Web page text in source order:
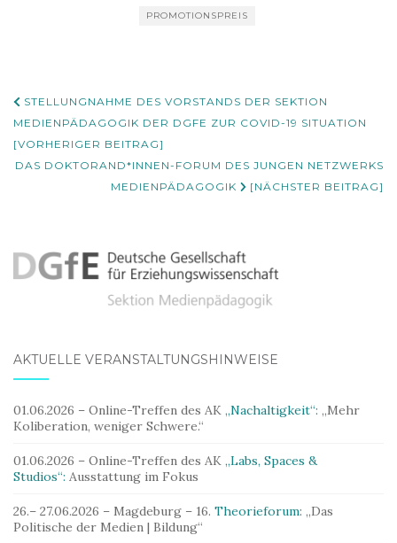
PROMOTIONSPREIS
Beitrags-
Navigation
STELLUNGNAHME DES VORSTANDS DER SEKTION
MEDIENPÄDAGOGIK DER DGFE ZUR COVID-19 SITUATION
[VORHERIGER BEITRAG]
DAS DOKTORAND*INNEN-FORUM DES JUNGEN NETZWERKS
MEDIENPÄDAGOGIK
[NÄCHSTER BEITRAG]
AKTUELLE VERANSTALTUNGSHINWEISE
01.06.2026 – Online-Treffen des AK „Nachaltigkeit“: „Mehr
Koliberation, weniger Schwere.“
01.06.2026 – Online-Treffen des AK „Labs, Spaces &
Studios“: Ausstattung im Fokus
26.– 27.06.2026 – Magdeburg – 16. Theorieforum: „Das
Politische der Medien | Bildung“